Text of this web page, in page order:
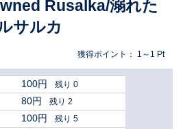
Rusalka/溺れた
サルカ
獲得ポイント： 1～1 Pt
100円
残り 0
80円
残り 2
100円
残り 5